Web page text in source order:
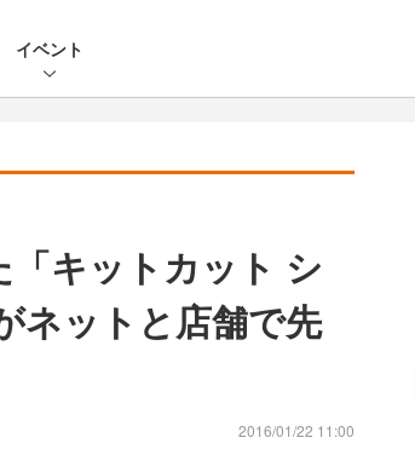
イベント
キットカット シ
ネットと店舗で先
2016/01/22 11:00